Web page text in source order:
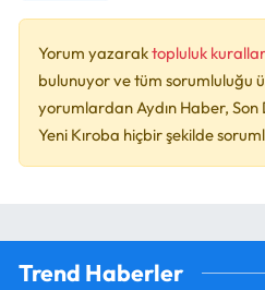
Yorum yazaraktopluluk
bulunuyor ve tüm sorumluluğu
yorumlardan Aydın Haber, Son
Yeni Kıroba hiçbir şekilde
Trend Haberler